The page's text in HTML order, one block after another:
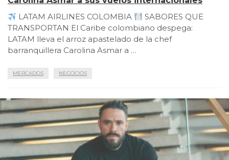
LATAM AIRLINES COLOMBIA
SABORES QUE
TRANSPORTAN El Caribe colombiano despega:
LATAM lleva el arroz apastelado de la chef
barranquillera Carolina Asmar a …
MERCADOS NEGOCIOS